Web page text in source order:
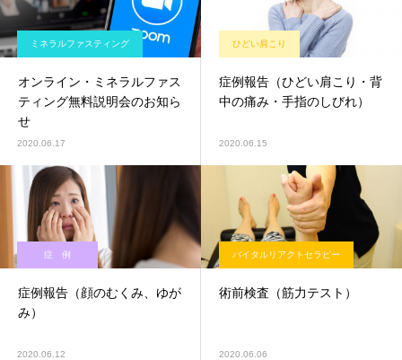
ミネラルファスティング
オンライン・ミネラルファス
ティング無料説明会のお知ら
せ
2020.06.17
ひどい肩こり
症例報告（ひどい肩こり・背
中の痛み・手指のしびれ）
2020.06.15
症 例
症例報告（顔のむくみ、ゆが
み）
2020.06.12
バイタルリアクトセラピー
術前検査（筋力テスト）
2020.06.06